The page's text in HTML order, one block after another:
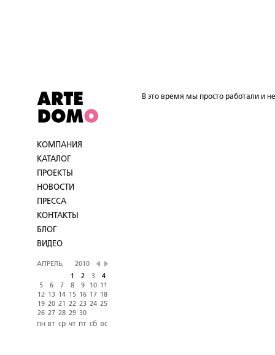
КОМПАНИЯ
КАТАЛОГ
ПРОЕКТЫ
НОВОСТИ
ПРЕССА
КОНТАКТЫ
БЛОГ
ВИДЕО
АПРЕЛЬ,
2010
1
2 3
4
5
6 7 8 9 10
11
12 13 14 15 16 17
18
19 20 21 22 23 24 25
26 27 28 29 30
пн вт ср чт пт сб вс
В это время мы просто работали и